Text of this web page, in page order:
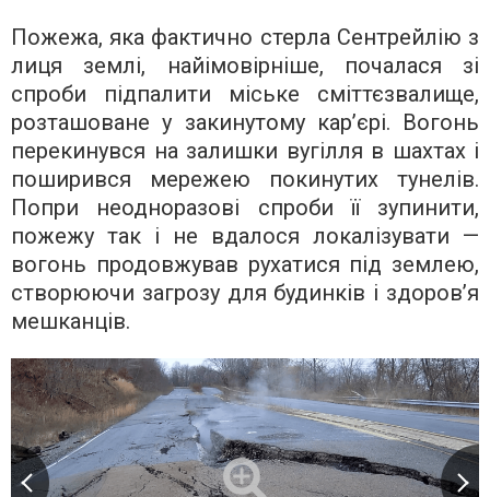
Пожежа, яка фактично стерла Сентрейлію з
лиця землі, найімовірніше, почалася зі
спроби підпалити міське сміттєзвалище,
розташоване у закинутому кар’єрі. Вогонь
перекинувся на залишки вугілля в шахтах і
поширився мережею покинутих тунелів.
Попри неодноразові спроби її зупинити,
пожежу так і не вдалося локалізувати —
вогонь продовжував рухатися під землею,
створюючи загрозу для будинків і здоров’я
мешканців.